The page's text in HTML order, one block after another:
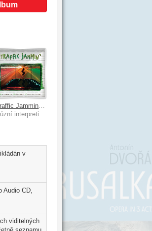
interpreti
v
CD,
viditelných